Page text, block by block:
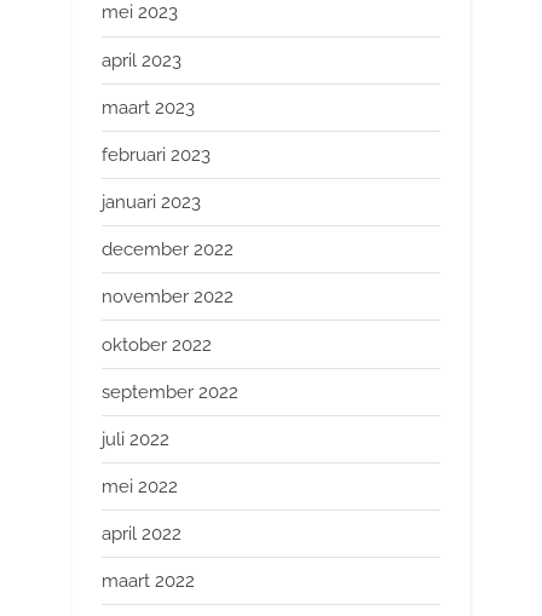
mei 2023
april 2023
maart 2023
februari 2023
januari 2023
december 2022
november 2022
oktober 2022
september 2022
juli 2022
mei 2022
april 2022
maart 2022